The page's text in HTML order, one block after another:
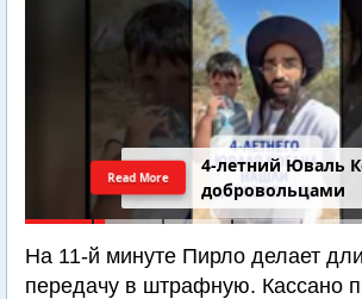
4-летний Юваль
добровольцами
Read More
На 11-й минуте Пирло делает
передачу в штрафную. Кассано